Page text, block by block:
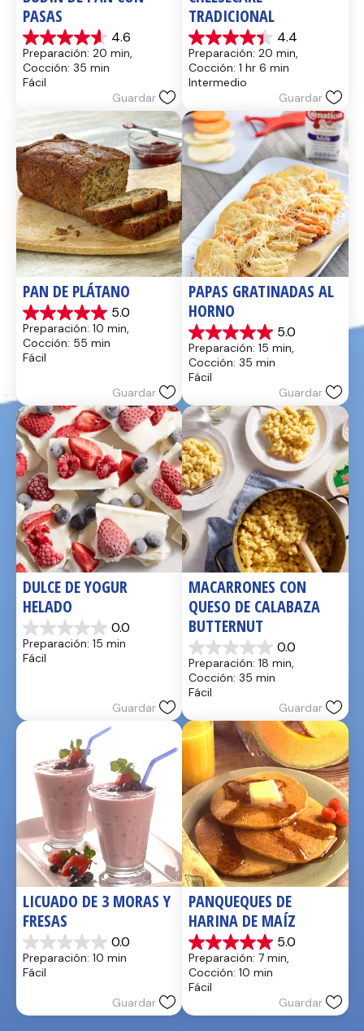
PASAS
4.6
4.6
de
5
estrellas.
reseñas
Preparación: 20 min,
Cocción: 35 min
Fácil
Guardar
TRADICIONAL
4.4
4.4
de
5
estrellas.
reseñas
Preparación: 20 min,
Cocción: 1 hr 6 min
Intermedio
Guardar
PAN DE PLÁTANO
5.0
5.0
de
5
estrellas.
Preparación: 10 min,
Cocción: 55 min
Fácil
Guardar
PAPAS GRATINADAS AL
HORNO
5.0
5.0
de
5
estrellas.
reseñas
Preparación: 15 min,
Cocción: 35 min
Fácil
Guardar
DULCE DE YOGUR
HELADO
0.0
0.0
de
5
Preparación: 15 min
Fácil
Guardar
MACARRONES CON
QUESO DE CALABAZA
BUTTERNUT
0.0
0.0
de
5
estrellas.
Preparación: 18 min,
Cocción: 35 min
Fácil
Guardar
LICUADO DE 3 MORAS Y
FRESAS
0.0
0.0
de
5
Preparación: 10 min
Fácil
Guardar
PANQUEQUES DE
HARINA DE MAÍZ
5.0
5.0
de
5
estrellas.
Preparación: 7 min,
Cocción: 10 min
Fácil
Guardar